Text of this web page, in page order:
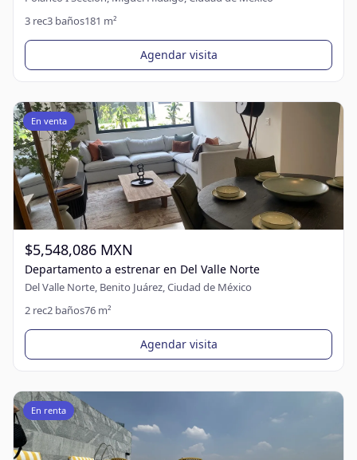
3 rec3 baños181 m²
Agendar visita
En venta
$5,548,086 MXN
Departamento a estrenar en Del Valle Norte
Del Valle Norte, Benito Juárez, Ciudad de México
2 rec2 baños76 m²
Agendar visita
En renta